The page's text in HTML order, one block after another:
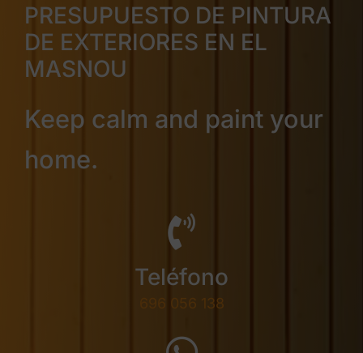
PRESUPUESTO DE PINTURA
DE EXTERIORES EN EL
MASNOU
Keep calm and paint your
home.
Teléfono
696 056 138